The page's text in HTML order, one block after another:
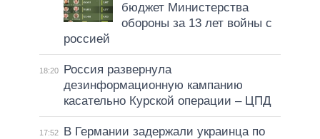
бюджет Министерства
обороны за 13 лет войны с
россией
18:20
Россия развернула
дезинформационную кампанию
касательно Курской операции – ЦПД
17:52
В Германии задержали украинца по